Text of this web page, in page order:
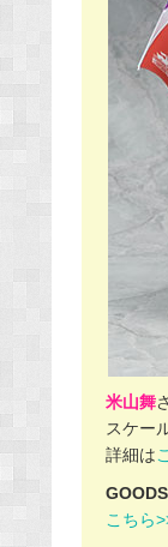
米山舞
スケー
詳細は
こちら